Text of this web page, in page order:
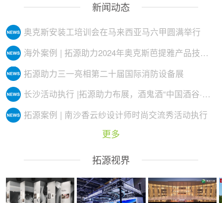
新闻动态
奥克斯安装工培训会在马来西亚马六甲圆满举行
海外案例 | 拓源助力2024年奥克斯芭提雅产品技术培训会议圆满举行
拓源助力三一亮相第二十届国际消防设备展
长沙活动执行 |拓源助力布展，酒鬼酒“中国酒谷·湘西影像艺术展”落地
拓源案例 | 南沙香云纱设计师时尚交流秀活动执行
更多
拓源视界